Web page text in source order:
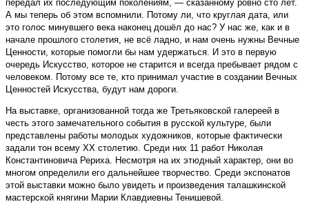
передал их последующим поколениям, — сказанному ровно сто лет.
А мы теперь об этом вспомнили. Потому ли, что круглая дата, или
это голос минувшего века наконец дошёл до нас? У нас же, как и в
начале прошлого столетия, не всё ладно, и нам очень нужны Вечные
Ценности, которые помогли бы нам удержаться. И это в первую
очередь Искусство, которое не старится и всегда пребывает рядом с
человеком. Потому все те, кто принимал участие в создании Вечных
Ценностей Искусства, будут нам дороги.
На выставке, организованной тогда же Третьяковской галереей в
честь этого замечательного события в русской культуре, были
представлены работы молодых художников, которые фактически
задали тон всему XX столетию. Среди них 11 работ Николая
Константиновича Рериха. Несмотря на их этюдный характер, они во
многом определили его дальнейшее творчество. Среди экспонатов
этой выставки можно было увидеть и произведения талашкинской
мастерской княгини Марии Клавдиевны Тенишевой.